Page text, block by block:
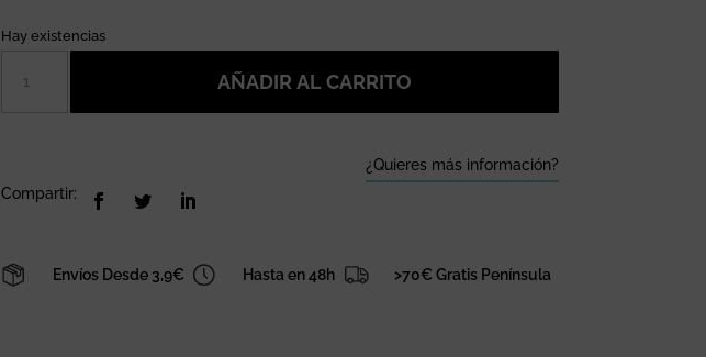
Hay existencias
tupper
excavadora
AÑADIR AL CARRITO
Compartir:
¿Quieres más información?
Envíos Desde 3,9€ Hasta en 48h >70€ Gratis Península